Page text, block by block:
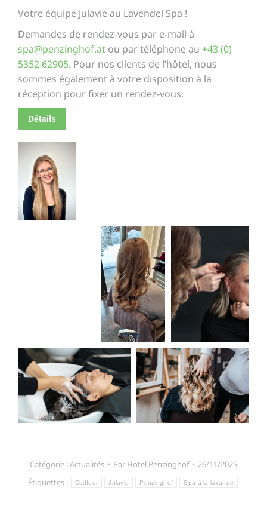
Votre équipe Julavie au Lavendel Spa !
Demandes de rendez-vous par e-mail à
spa@penzinghof.at ou par téléphone au +43 (0)
5352 62905. Pour nos clients de l’hôtel, nous
sommes également à votre disposition à la
réception pour fixer un rendez-vous.
Détails
Catégorie :Actualités Par Hotel Penzinghof
26/11/2025
Étiquettes :
Coiffeur Julavie Penzinghof Spa à la lavande